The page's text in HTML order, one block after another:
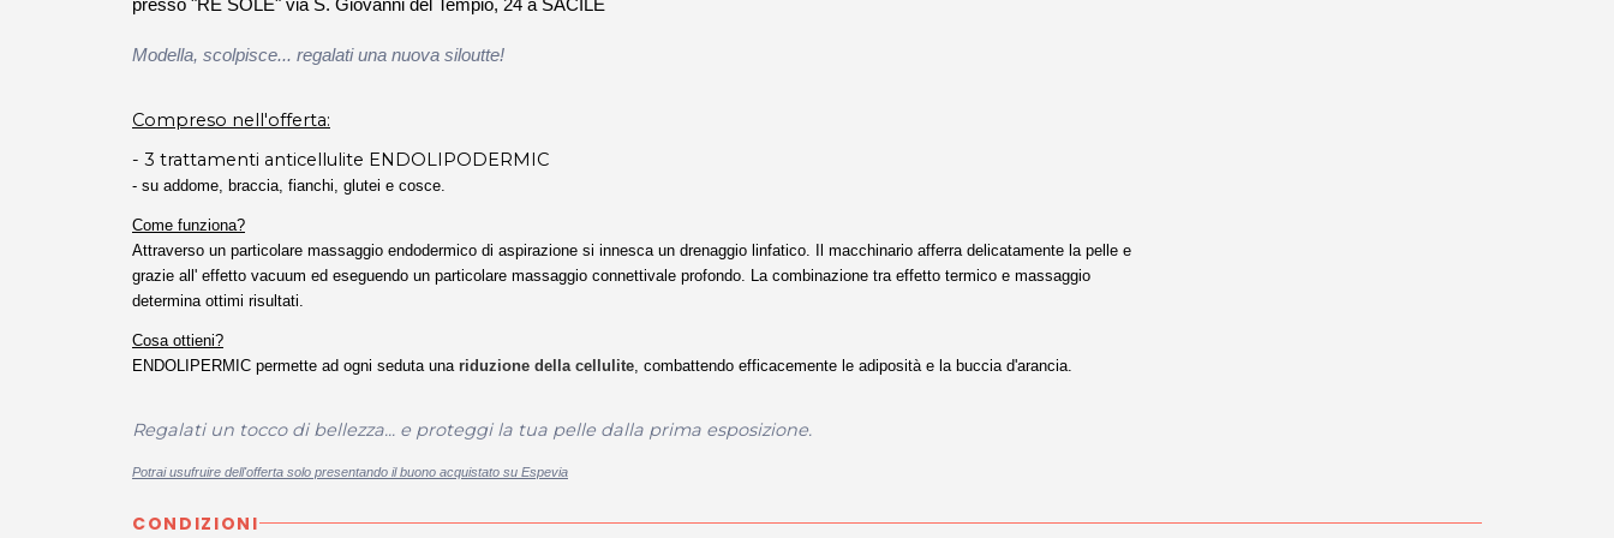
presso "RE SOLE" via S. Giovanni del Tempio, 24 a SACILE
Modella, scolpisce... regalati una nuova siloutte!
Compreso nell'offerta:
- 3 trattamenti anticellulite ENDOLIPODERMIC
- su addome, braccia, fianchi, glutei e cosce.
Come funziona?
Attraverso un particolare massaggio endodermico di aspirazione si innesca un drenaggio linfatico. Il macchinario afferra delicatamente la pelle e
grazie all' effetto vacuum ed eseguendo un particolare massaggio connettivale profondo. La combinazione tra effetto termico e massaggio
determina ottimi risultati.
Cosa ottieni?
ENDOLIPERMIC permette ad ogni seduta una riduzione della cellulite , combattendo efficacemente le adiposità e la buccia d'arancia.
Regalati un tocco di bellezza... e proteggi la tua pelle dalla prima esposizione.
Potrai usufruire dell'offerta solo presentando il buono acquistato su Espevia
CONDIZIONI